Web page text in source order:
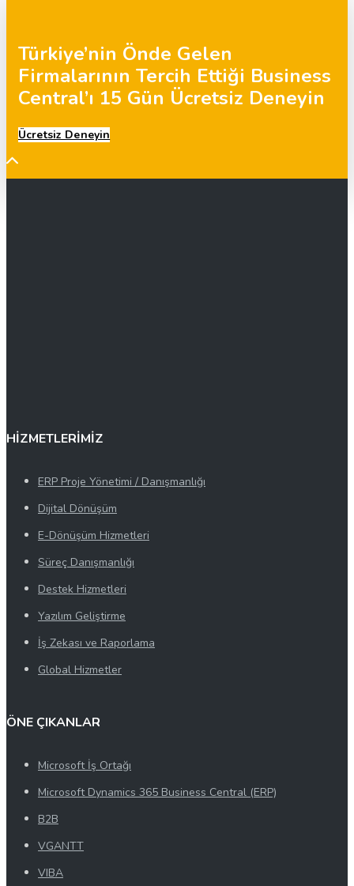
Türkiye’nin Önde Gelen
Firmalarının Tercih Ettiği Business
Central’ı 15 Gün Ücretsiz Deneyin
Ücretsiz Deneyin
HİZMETLERİMİZ
ERP Proje Yönetimi / Danışmanlığı
Dijital Dönüşüm
E-Dönüşüm Hizmetleri
Süreç Danışmanlığı
Destek Hizmetleri
Yazılım Geliştirme
İş Zekası ve Raporlama
Global Hizmetler
ÖNE ÇIKANLAR
Microsoft İş Ortağı
Microsoft Dynamics 365 Business Central (ERP)
B2B
VGANTT
VIBA